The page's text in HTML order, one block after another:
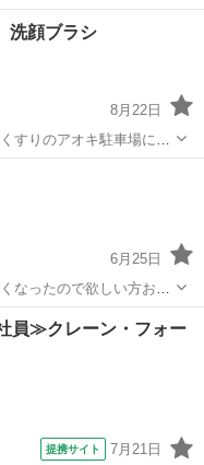
洗顔ブラシ
8月22日
、ご希望の日時を何通り
6月25日
なったので欲しい方お譲
てないので問題なく動き
来るだけ早く取りに来て
員≫クレーン・フォー
提携サイト 7月21日